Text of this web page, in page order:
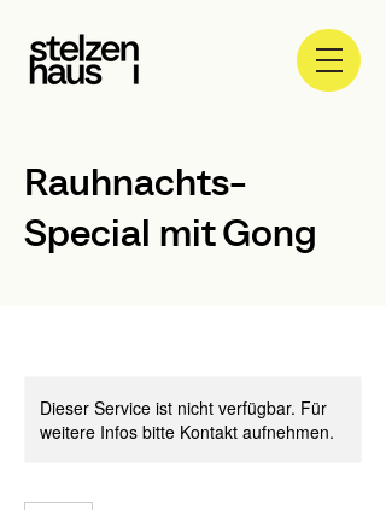
Rauhnachts-
Special mit Gong
Dieser Service ist nicht verfügbar. Für
weitere Infos bitte Kontakt aufnehmen.